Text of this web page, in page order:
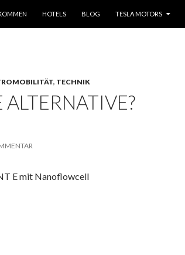
HOTELS BLOG TESLA MOTORS
, TECHNIK
E mit Nanoflowcell